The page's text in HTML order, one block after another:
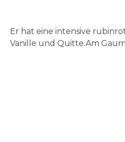
Er hat eine intensive
Vanille und Quitte.Am